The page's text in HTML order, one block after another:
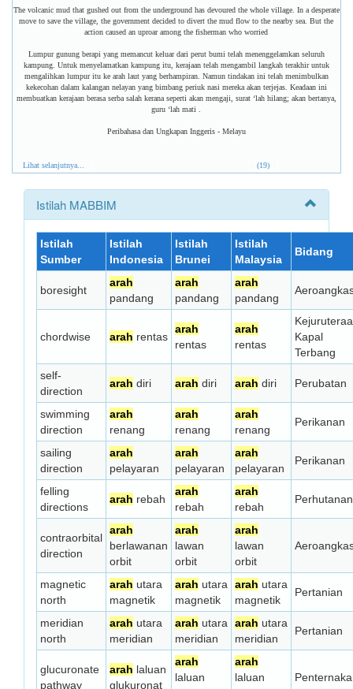
The volcanic mud that gushed out from the underground has devoured the whole village. In a desperate
move to save the village, the government decided to divert the mud flow to the nearby sea. But the
action caused an uproar among the fisherman who worried
Lumpur gunung berapi yang memancut keluar dari perut bumi telah menenggelamkan seluruh
kampung. Untuk menyelamatkan kampung itu, kerajaan telah mengambil langkah terakhir untuk
mengalihkan lumpur itu ke arah laut yang berhampiran. Namun tindakan ini telah menimbulkan
kekecohan dalam kalangan nelayan yang bimbang periuk nasi mereka akan terjejas. Keadaan ini
membuatkan kerajaan berasa serba salah kerana seperti akan mengaji, surat ‘lah hilang; akan bertanya,
guru ‘lah mati .
Peribahasa dan Ungkapan Inggeris - Melayu
Lihat selanjutnya... (19)
Istilah MABBIM
Istilah
Sumber
Istilah
Indonesia
Istilah
Brunei
Istilah
Malaysia
Bidang
boresight
arah
pandang
arah
pandang
arah
pandang
chordwise arah rentas
arah
rentas
arah
rentas
Kapal
Terbang
self-
direction
arah diri arah diri arah diri Perubatan
swimming
direction
arah
renang
arah
renang
arah
renang
Perikanan
sailing
direction
arah
pelayaran
arah
pelayaran
arah
pelayaran
Perikanan
felling
directions
arah rebah
arah
rebah
arah
rebah
Perhutanan
contraorbital
direction
arah
berlawanan
orbit
arah
lawan
orbit
arah
lawan
orbit
magnetic
north
arah utara
magnetik
arah utara
magnetik
arah utara
magnetik
Pertanian
meridian
north
arah utara
meridian
arah utara
meridian
arah utara
meridian
Pertanian
glucuronate
pathway
arah laluan
glukuronat
arah
laluan
arah
laluan